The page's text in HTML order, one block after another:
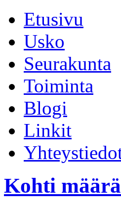
Etusivu
Usko
Seurakunta
Toiminta
Blogi
Linkit
Kohti